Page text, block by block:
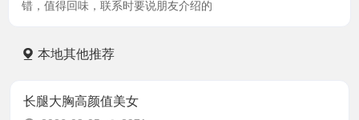
错，值得回味，联系时要说朋友介绍的
本地其他推荐
长腿大胸高颜值美女